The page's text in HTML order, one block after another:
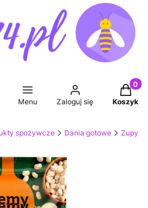
Menu Zaloguj się Koszyk
spożywcze Dania gotowe Zupy